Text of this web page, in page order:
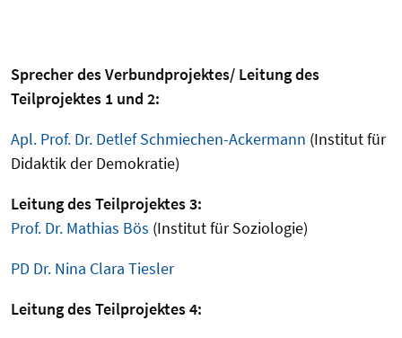
Sprecher des Verbundprojektes/ Leitung des
Teilprojektes 1 und 2:
Apl. Prof. Dr. Detlef Schmiechen-Ackermann (Institut für
Didaktik der Demokratie)
Leitung des Teilprojektes 3:
Prof. Dr. Mathias Bös (Institut für Soziologie)
PD Dr. Nina Clara Tiesler
Leitung des Teilprojektes 4: